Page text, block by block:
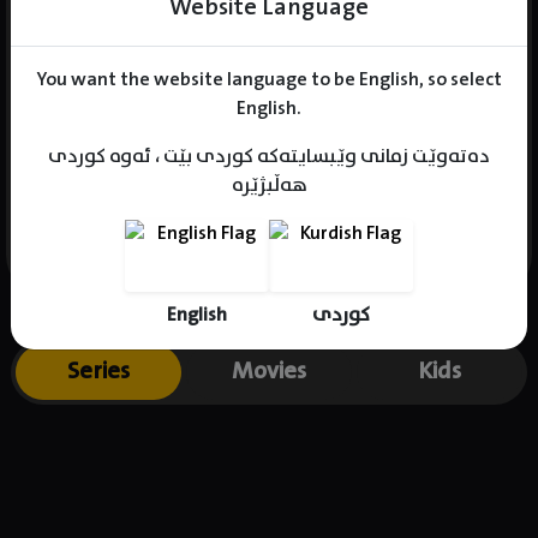
You want the website language to be English, so select
English.
دەتەوێت زمانی وێبسایتەکە کوردی بێت ، ئەوە کوردی
هەڵبژێرە
English کوردی
Name : Im Sung-Jae
Born : 1987-01-18
Place of birth : South Korea
Series Movies Kids